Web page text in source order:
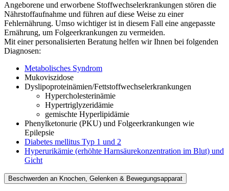
Angeborene und erworbene Stoffwechselerkrankungen stören die
Nährstoffaufnahme und führen auf diese Weise zu einer
Fehlernährung. Umso wichtiger ist in diesem Fall eine angepasste
Ernährung, um Folgeerkrankungen zu vermeiden.
Mit einer personalisierten Beratung helfen wir Ihnen bei folgenden
Diagnosen:
Metabolisches Syndrom
Mukoviszidose
Dyslipoproteinämien/Fettstoffwechselerkrankungen
Hypercholesterinämie
Hypertriglyzeridämie
gemischte Hyperlipidämie
Phenylketonurie (PKU) und Folgeerkrankungen wie
Epilepsie
Diabetes mellitus Typ 1 und 2
Hyperurikämie (erhöhte Harnsäurekonzentration im Blut) und
Gicht
Beschwerden an Knochen, Gelenken & Bewegungsapparat